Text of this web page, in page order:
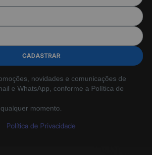
CADASTRAR
novidades e comunicações de
e WhatsApp, conforme a Política de
momento.
Política de Privacidade